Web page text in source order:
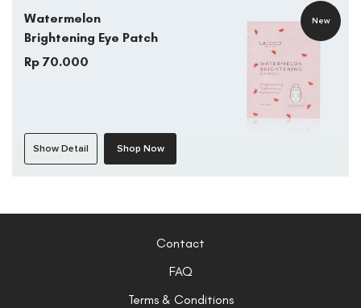
New
Watermelon
Brightening Eye Patch
Rp 70.000
Show Detail Shop Now
Contact
FAQ
Terms & Conditions